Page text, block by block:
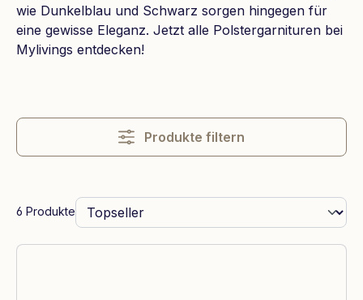
wie Dunkelblau und Schwarz sorgen hingegen für
eine gewisse Eleganz. Jetzt alle Polstergarnituren bei
Mylivings entdecken!
Produkte filtern
6 Produkte